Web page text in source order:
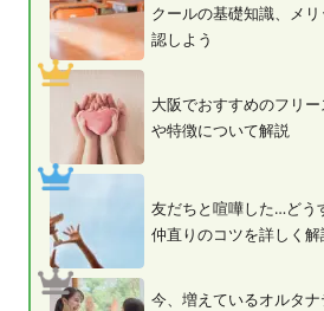
クールの基礎知識、メ
認しよう
大阪でおすすめのフリ
や特徴について解説
友だちと喧嘩した…どう
仲直りのコツを詳しく解
今、増えているオルタ